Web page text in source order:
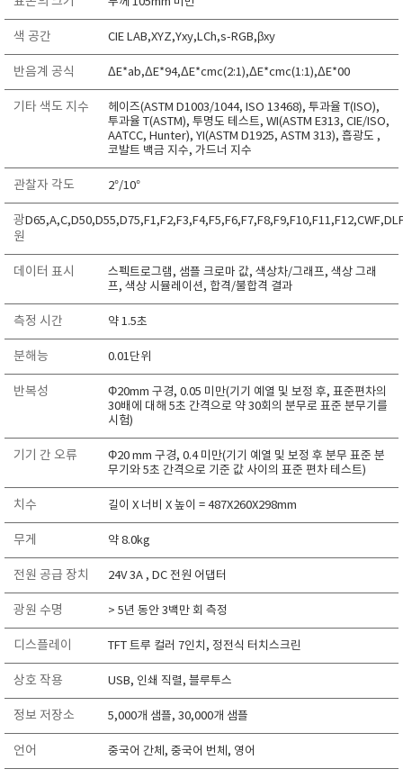
TAKEMURA
TENMARS
Termoprodukt
TFA Dostmann
THERMO LAB
TSI
UNITTA
WATER-I.D
색 공간 CIE LAB,XYZ,Yxy,LCh,s-RGB,βxy
반음계 공식 ΔE*ab,ΔE*94,ΔE*cmc(2:1),ΔE*cmc(1:1),ΔE*00
기타 색도 지수
헤이즈(ASTM D1003/1044, ISO 13468), 투과율 T(ISO),
투과율 T(ASTM), 투명도 테스트, WI(ASTM E313, CIE/ISO,
AATCC, Hunter), YI(ASTM D1925, ASTM 313), 흡광도 ,
코발트 백금 지수, 가드너 지수
관찰자 각도 2°/10°
광
원
데이터 표시
스펙트로그램, 샘플 크로마 값, 색상차/그래프, 색상 그래
프, 색상 시뮬레이션, 합격/불합격 결과
측정 시간 약 1.5초
분해능 0.01단위
반복성
Φ20mm 구경, 0.05 미만(기기 예열 및 보정 후, 표준편차의
30배에 대해 5초 간격으로 약 30회의 분무로 표준 분무기를
시험)
기기 간 오류
Φ20 mm 구경, 0.4 미만(기기 예열 및 보정 후 분무 표준 분
무기와 5초 간격으로 기준 값 사이의 표준 편차 테스트)
치수 길이 X 너비 X 높이 = 487X260X298mm
무게 약 8.0kg
전원 공급 장치 24V 3A , DC 전원 어댑터
광원 수명 > 5년 동안 3백만 회 측정
디스플레이 TFT 트루 컬러 7인치, 정전식 터치스크린
상호 작용 USB, 인쇄 직렬, 블루투스
정보 저장소 5,000개 샘플, 30,000개 샘플
언어 중국어 간체, 중국어 번체, 영어